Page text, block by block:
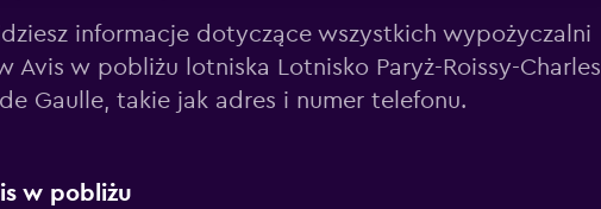
informacje dotyczące wszystkich wypożyczalni
Avis w pobliżu lotniska Lotnisko Paryż-Roissy-Charles
de Gaulle, takie jak adres i numer telefonu.
w pobliżu